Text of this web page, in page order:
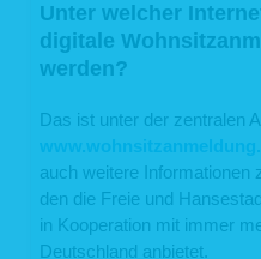
Unter welcher
digitale
werden?
Das ist unter der zentralen
auch weitere Informationen
den die Freie und
in Kooperation mit immer
Deutschland anbietet.